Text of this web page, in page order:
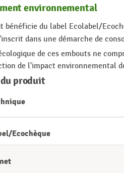
environnemental
bénéficie du label Ecolabel/
dans une démarche de
de ces embouts ne
de l'impact environnemental
produit
Ecochèque